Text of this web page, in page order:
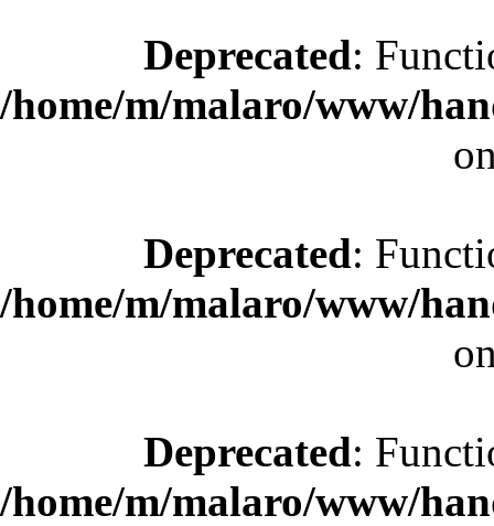
Deprecated:
/home/m/malaro/www/
Deprecated:
/home/m/malaro/www/
Deprecated:
/home/m/malaro/www/